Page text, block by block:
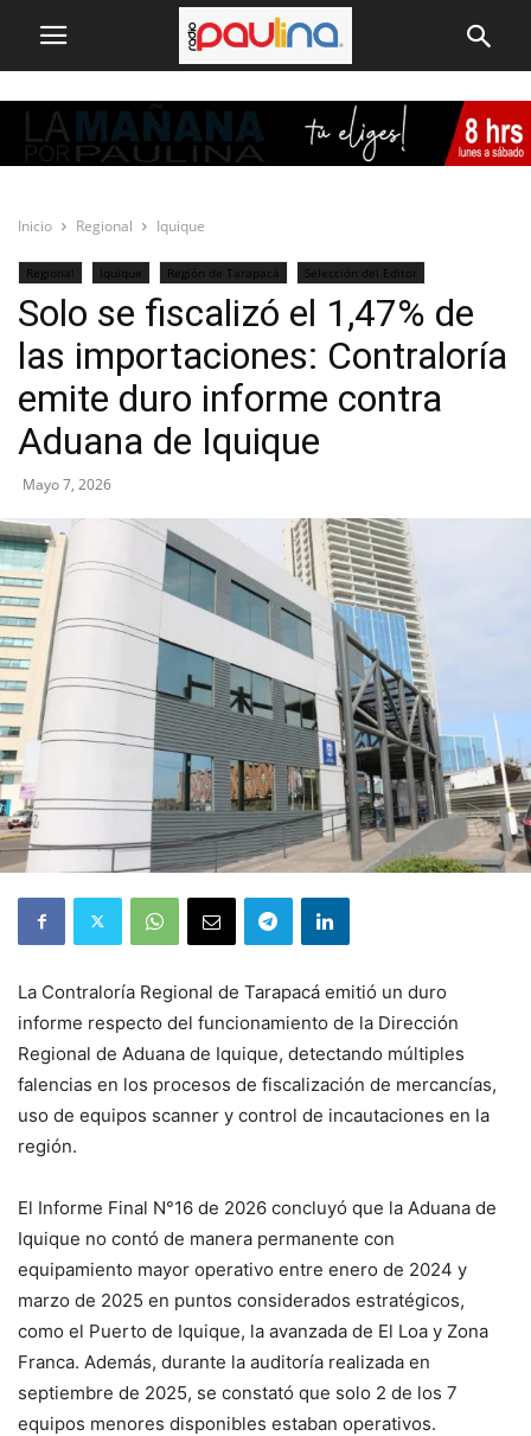
Inicio Regional Iquique
Regional Iquique Región de Tarapacá Selección del Editor
Solo se fiscalizó el 1,47% de
las importaciones: Contraloría
emite duro informe contra
Aduana de Iquique
Mayo 7, 2026
La Contraloría Regional de Tarapacá emitió un duro
informe respecto del funcionamiento de la Dirección
Regional de Aduana de Iquique, detectando múltiples
falencias en los procesos de fiscalización de mercancías,
uso de equipos scanner y control de incautaciones en la
región.
El Informe Final N°16 de 2026 concluyó que la Aduana de
Iquique no contó de manera permanente con
equipamiento mayor operativo entre enero de 2024 y
marzo de 2025 en puntos considerados estratégicos,
como el Puerto de Iquique, la avanzada de El Loa y Zona
Franca. Además, durante la auditoría realizada en
septiembre de 2025, se constató que solo 2 de los 7
equipos menores disponibles estaban operativos.